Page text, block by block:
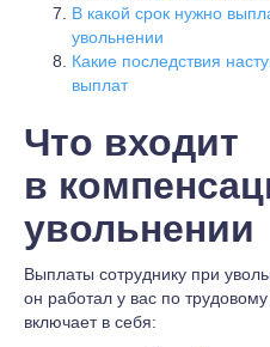
В какой срок нужно
увольнении
Какие последствия
выплат
Что входит
в
увольнении
Выплаты сотруднику при
он работал у вас по
включает в себя: